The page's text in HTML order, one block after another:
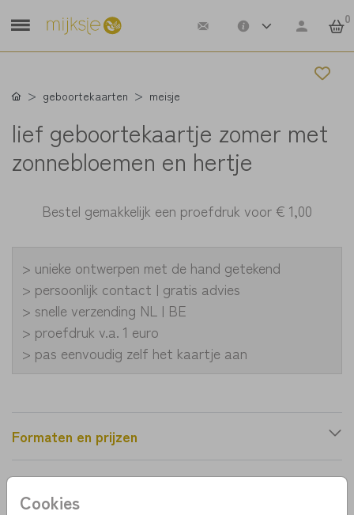
0
Cookies
geboortekaarten meisje
lief geboortekaartje zomer met
zonnebloemen en hertje
Bestel gemakkelijk een proefdruk voor€ 1,00
> unieke ontwerpen met de hand getekend
> persoonlijk contact | gratis advies
> snelle verzending NL | BE
> proefdruk v.a. 1 euro
> pas eenvoudig zelf het kaartje aan
Formaten en prijzen
Productinformatie